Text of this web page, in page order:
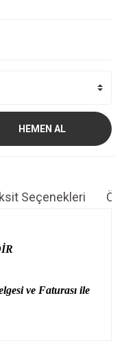
HEMEN AL
Seçenekleri
ve Faturası ile